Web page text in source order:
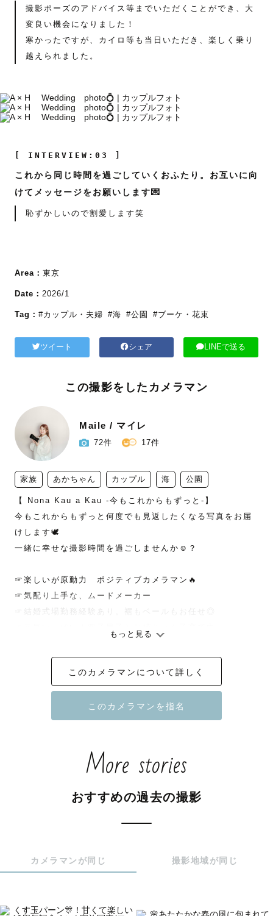
撮影ポーズのアドバイス等までいただくことができ、大
変良い機会になりました！
寒かったですが、カイロ等も当日いただき、楽しく乗り
越えられました。
[ INTERVIEW:03 ]
これから同じ時間を過ごしていくおふたり。お互いに向
けてメッセージをお願いします💌
恥ずかしいので割愛します笑
Area： 東京
Date： 2026/1
Tag： #カップル・夫婦 #海 #公園 #ブーケ・花束
ツイート シェア LINEで送る
この撮影をしたカメラマン
Maile / マイレ
72件 17件
家族 あかちゃん カップル 海 公園
【 Nona Kau a Kau -今もこれからもずっと-】
今もこれからもずっと何度でも見返したくなる写真をお届
けします🕊️
一緒に幸せな撮影時間を過ごしませんか☺️？
☞楽しいが原動力　ポジティブカメラマン🔥
☞気配り上手な、ムードメーカー
☞結婚式場勤務経験あり。裾もベールもお任せ◎
𓈒 𓏸 𓐍  𓂃 𓈒𓏸 𓂃◌𓈒𓐍 𓈒 𓈒 𓏸 𓐍  𓂃 𓈒𓏸 𓂃◌𓈒𓐍 𓈒 𓈒
はじめまして！
関東Lovegrapherの《Maile / マイレ》と申します🌿
カメラマンページをご覧いただきありがとうございます🎶
お気軽に《マイレ》と呼んでください😊
ーAbout Meー
もっと見る
このカメラマンについて詳しく
More stories
おすすめの過去の撮影
カメラマンが同じ 撮影地域が同じ